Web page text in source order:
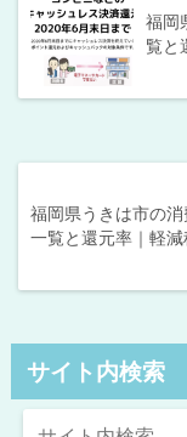
福岡
覧と
福岡県うきは市の
一覧と還元率｜軽
サイト内検索